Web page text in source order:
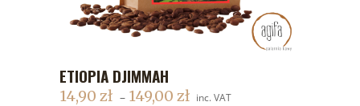
DODAJ DO KOSZYKA
ETIOPIA DJIMMAH
14,90 zł – 149,00 zł inc. VAT